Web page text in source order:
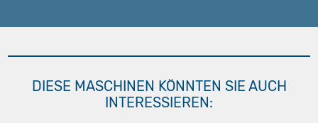
DIESE MASCHINEN KÖNNTEN SIE AUCH
INTERESSIEREN: